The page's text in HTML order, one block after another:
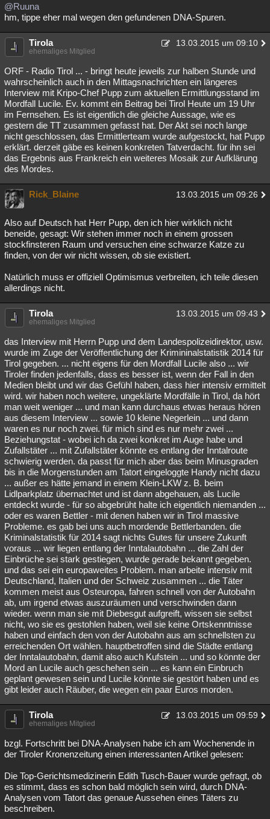
@Ruuna
hm, tippe eher mal wegen den gefundenen DNA-Spuren.
Tirola 13.03.2015 um 09:10
ehemaliges Mitglied
ORF - Radio Tirol ... - bringt heute jeweils zur halben Stunde und
wahrscheinlich auch in den Mittagsnachrichten ein längeres
Interview mit Kripo-Chef Pupp zum aktuellen Ermittlungsstand im
Mordfall Lucile. Ev. kommt ein Beitrag bei Tirol Heute um 19 Uhr
im Fernsehen. Es ist eigentlich die gleiche Aussage, wie es
gestern die TT zusammen gefasst hat. Der Akt sei noch lange
nicht geschlossen, das Ermittlerteam wurde aufgestockt, hat Pupp
erklärt. derzeit gäbe es keinen konkreten Tatverdacht. für ihn sei
das Ergebnis aus Frankreich ein weiteres Mosaik zur Aufklärung
des Mordes.
Rick_Blaine 13.03.2015 um 09:26
Also auf Deutsch hat Herr Pupp, den ich hier wirklich nicht
beneide, gesagt: Wir stehen immer noch in einem grossen
stockfinsteren Raum und versuchen eine schwarze Katze zu
finden, von der wir nicht wissen, ob sie existiert.
Natürlich muss er offiziell Optimismus verbreiten, ich teile diesen
allerdings nicht.
Tirola 13.03.2015 um 09:43
ehemaliges Mitglied
das Interview mit Herrn Pupp und dem Landespolizeidirektor, usw.
wurde im Zuge der Veröffentlichung der Krimininalstatistik 2014 für
Tirol gegeben. ... nicht eigens für den Mordfall Lucile also ... wir
Tiroler finden jedenfalls, dass es besser ist, wenn der Fall in den
Medien bleibt und wir das Gefühl haben, dass hier intensiv ermittelt
wird. wir haben noch weitere, ungeklärte Mordfälle in Tirol, da hört
man weit weniger ... und man kann durchaus etwas heraus hören
aus diesem Interview ... sowie 10 kleine Negerlein ... und dann
waren es nur noch zwei. für mich sind es nur mehr zwei ...
Beziehungstat - wobei ich da zwei konkret im Auge habe und
Zufallstäter ... mit Zufallstäter könnte es entlang der Inntalroute
schwierig werden. da passt für mich aber das beim Minusgraden
bis in die Morgenstunden am Tatort eingeloggte Handy nicht dazu
... außer es hätte jemand in einem Klein-LKW z. B. beim
Lidlparkplatz übernachtet und ist dann abgehauen, als Lucile
entdeckt wurde - für so abgebrüht halte ich eigentlich niemanden ...
oder es waren Bettler - mit denen haben wir in Tirol massive
Probleme. es gab bei uns auch mordende Bettlerbanden. die
Kriminalstatistik für 2014 sagt nichts Gutes für unsere Zukunft
voraus ... wir liegen entlang der Inntalautobahn ... die Zahl der
Einbrüche sei stark gestiegen, wurde gerade bekannt gegeben.
und das sei ein europaweites Problem. man arbeite intensiv mit
Deutschland, Italien und der Schweiz zusammen ... die Täter
kommen meist aus Osteuropa, fahren schnell von der Autobahn
ab, um irgend etwas auszuräumen und verschwinden dann
wieder. wenn man sie mit Diebesgut aufgreift, wissen sie selbst
nicht, wo sie es gestohlen haben, weil sie keine Ortskenntnisse
haben und einfach den von der Autobahn aus am schnellsten zu
erreichenden Ort wählen. hauptbetroffen sind die Städte entlang
der Inntalautobahn, damit also auch Kufstein ... und so könnte der
Mord an Lucile auch geschehen sein ... es kann ein Einbruch
geplant gewesen sein und Lucile könnte sie gestört haben und es
gibt leider auch Räuber, die wegen ein paar Euros morden.
Tirola 13.03.2015 um 09:59
ehemaliges Mitglied
bzgl. Fortschritt bei DNA-Analysen habe ich am Wochenende in
der Tiroler Kronenzeitung einen interessanten Artikel gelesen:
Die Top-Gerichtsmedizinerin Edith Tusch-Bauer wurde gefragt, ob
es stimmt, dass es schon bald möglich sein wird, durch DNA-
Analysen vom Tatort das genaue Aussehen eines Täters zu
beschreiben.